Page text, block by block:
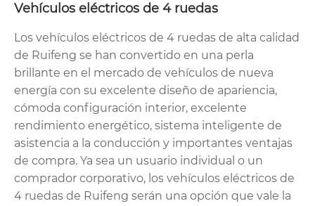
Vehículos eléctricos de 4 ruedas
Los vehículos eléctricos de 4 ruedas de alta calidad
de Ruifeng se han convertido en una perla
brillante en el mercado de vehículos de nueva
energía con su excelente diseño de apariencia,
cómoda configuración interior, excelente
rendimiento energético, sistema inteligente de
asistencia a la conducción y importantes ventajas
de compra. Ya sea un usuario individual o un
comprador corporativo, los vehículos eléctricos de
4 ruedas de Ruifeng serán una opción que vale la